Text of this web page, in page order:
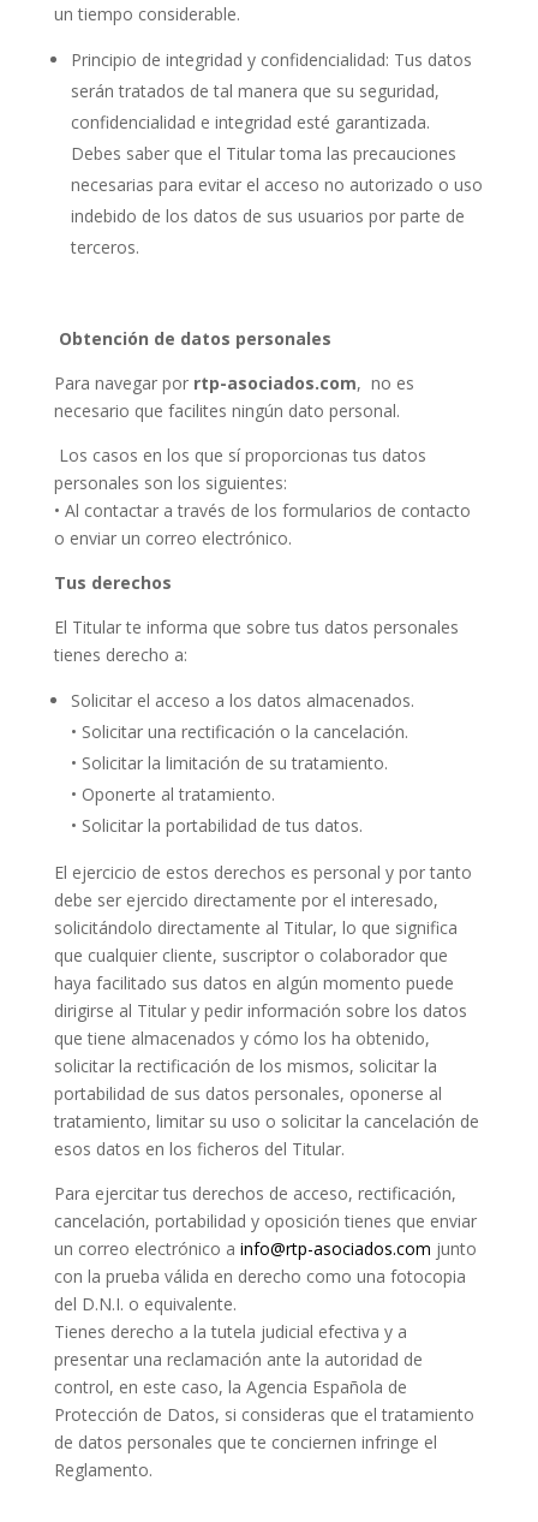
un tiempo considerable.
Principio de integridad y confidencialidad: Tus datos
serán tratados de tal manera que su seguridad,
confidencialidad e integridad esté garantizada.
Debes saber que el Titular toma las precauciones
necesarias para evitar el acceso no autorizado o uso
indebido de los datos de sus usuarios por parte de
terceros.
Obtención de datos personales
Para navegar por rtp-asociados.com, no es
necesario que facilites ningún dato personal.
Los casos en los que sí proporcionas tus datos
personales son los siguientes:
• Al contactar a través de los formularios de contacto
o enviar un correo electrónico.
Tus derechos
El Titular te informa que sobre tus datos personales
tienes derecho a:
Solicitar el acceso a los datos almacenados.
• Solicitar una rectificación o la cancelación.
• Solicitar la limitación de su tratamiento.
• Oponerte al tratamiento.
• Solicitar la portabilidad de tus datos.
El ejercicio de estos derechos es personal y por tanto
debe ser ejercido directamente por el interesado,
solicitándolo directamente al Titular, lo que significa
que cualquier cliente, suscriptor o colaborador que
haya facilitado sus datos en algún momento puede
dirigirse al Titular y pedir información sobre los datos
que tiene almacenados y cómo los ha obtenido,
solicitar la rectificación de los mismos, solicitar la
portabilidad de sus datos personales, oponerse al
tratamiento, limitar su uso o solicitar la cancelación de
esos datos en los ficheros del Titular.
Para ejercitar tus derechos de acceso, rectificación,
cancelación, portabilidad y oposición tienes que enviar
un correo electrónico a info@rtp-asociados.com junto
con la prueba válida en derecho como una fotocopia
del D.N.I. o equivalente.
Tienes derecho a la tutela judicial efectiva y a
presentar una reclamación ante la autoridad de
control, en este caso, la Agencia Española de
Protección de Datos, si consideras que el tratamiento
de datos personales que te conciernen infringe el
Reglamento.